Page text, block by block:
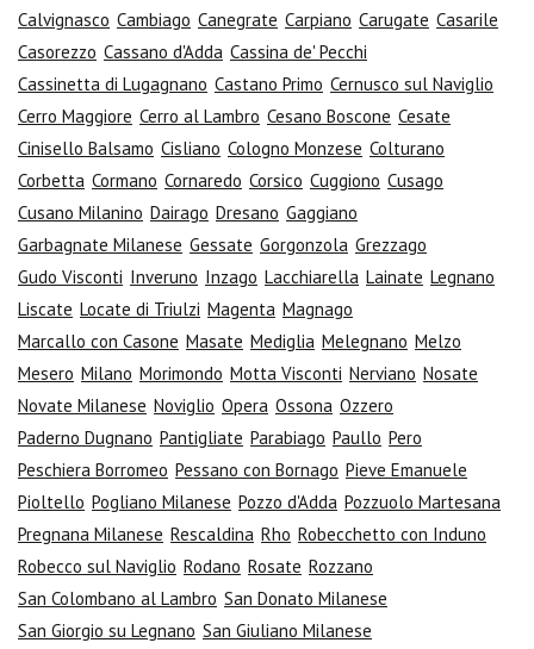
Calvignasco Cambiago Canegrate Carpiano Carugate Casarile
Casorezzo Cassano d'Adda Cassina de' Pecchi
Cassinetta di Lugagnano Castano Primo Cernusco sul Naviglio
Cerro Maggiore Cerro al Lambro Cesano Boscone Cesate
Cinisello Balsamo Cisliano Cologno Monzese Colturano
Corbetta Cormano Cornaredo Corsico Cuggiono Cusago
Cusano Milanino Dairago Dresano Gaggiano
Garbagnate Milanese Gessate Gorgonzola Grezzago
Gudo Visconti Inveruno Inzago Lacchiarella Lainate Legnano
Liscate Locate di Triulzi Magenta Magnago
Marcallo con Casone Masate Mediglia Melegnano Melzo
Mesero Milano Morimondo Motta Visconti Nerviano Nosate
Novate Milanese Noviglio Opera Ossona Ozzero
Paderno Dugnano Pantigliate Parabiago Paullo Pero
Peschiera Borromeo Pessano con Bornago Pieve Emanuele
Pioltello Pogliano Milanese Pozzo d'Adda Pozzuolo Martesana
Pregnana Milanese Rescaldina Rho Robecchetto con Induno
Robecco sul Naviglio Rodano Rosate Rozzano
San Colombano al Lambro San Donato Milanese
San Giorgio su Legnano San Giuliano Milanese